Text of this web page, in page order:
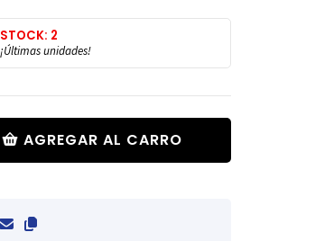
STOCK: 2
¡Últimas unidades!
AGREGAR AL CARRO